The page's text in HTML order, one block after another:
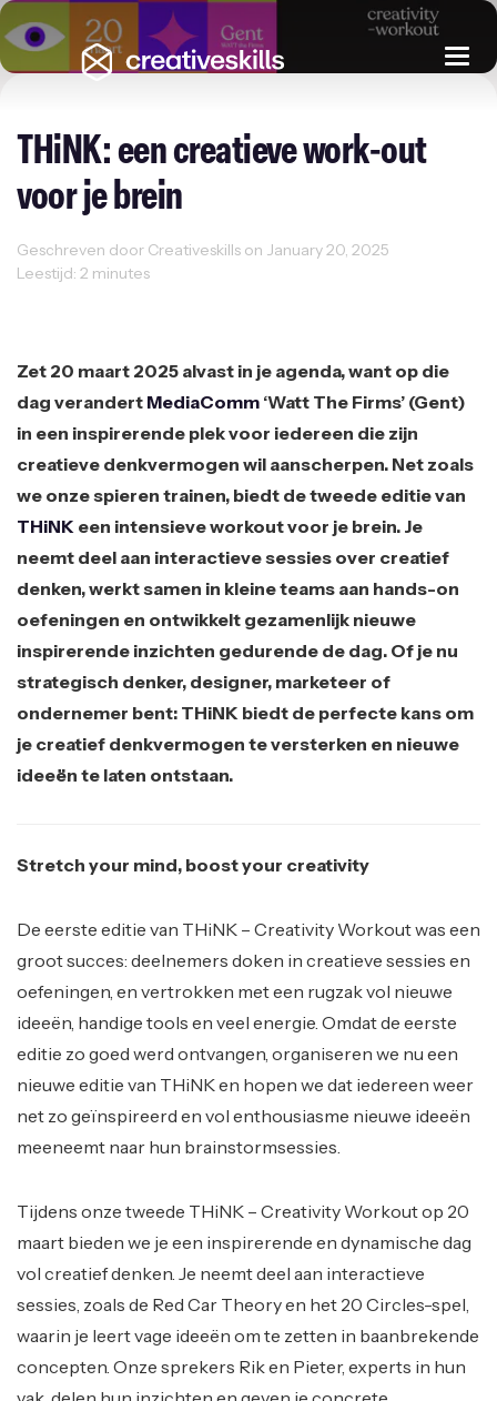
THiNK: een creatieve work-out
voor je brein
Geschreven door Creativeskills on January 20, 2025
Leestijd: 2 minutes
Zet 20 maart 2025 alvast in je agenda, want op die
dag verandert MediaComm ‘Watt The Firms’ (Gent)
in een inspirerende plek voor iedereen die zijn
creatieve denkvermogen wil aanscherpen. Net zoals
we onze spieren trainen, biedt de tweede editie van
THiNK een intensieve workout voor je brein. Je
neemt deel aan interactieve sessies over creatief
denken, werkt samen in kleine teams aan hands-on
oefeningen en ontwikkelt gezamenlijk nieuwe
inspirerende inzichten gedurende de dag. Of je nu
strategisch denker, designer, marketeer of
ondernemer bent: THiNK biedt de perfecte kans om
je creatief denkvermogen te versterken en nieuwe
ideeën te laten ontstaan.
Stretch your mind, boost your creativity
De eerste editie van THiNK – Creativity Workout was een
groot succes: deelnemers doken in creatieve sessies en
oefeningen, en vertrokken met een rugzak vol nieuwe
ideeën, handige tools en veel energie. Omdat de eerste
editie zo goed werd ontvangen, organiseren we nu een
nieuwe editie van THiNK en hopen we dat iedereen weer
net zo geïnspireerd en vol enthousiasme nieuwe ideeën
meeneemt naar hun brainstormsessies.
Tijdens onze tweede THiNK – Creativity Workout op 20
maart bieden we je een inspirerende en dynamische dag
vol creatief denken. Je neemt deel aan interactieve
sessies, zoals de Red Car Theory en het 20 Circles-spel,
waarin je leert vage ideeën om te zetten in baanbrekende
concepten. Onze sprekers Rik en Pieter, experts in hun